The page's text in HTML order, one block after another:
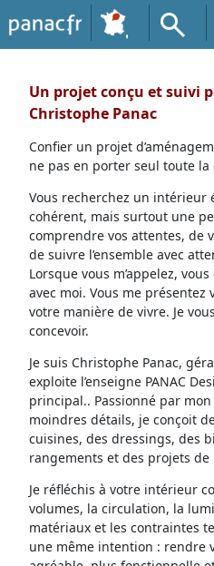
Un projet conçu et suivi
Christophe Panac
Confier un projet
ne pas en porter seul toute la
Vous recherchez un intérieur
cohérent, mais surtout une
comprendre vos attentes, de
de suivre l’ensemble avec
Lorsque vous m’appelez,
avec moi. Vous me
votre manière de vivre. Je
concevoir.
Je suis Christophe Panac,
exploite l’enseigne PANAC
principal.. Passionné par
moindres détails, je conçoit
cuisines, des dressings, des
rangements et des projets de
Je réfléchis à votre intérieur
volumes, la circulation, la
matériaux et les contraintes
une même intention : rendre